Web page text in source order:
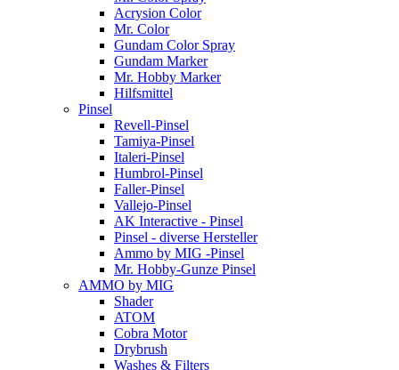
Acrysion Color
Mr. Color
Gundam Color Spray
Gundam Marker
Mr. Hobby Marker
Hilfsmittel
Pinsel
Revell-Pinsel
Tamiya-Pinsel
Italeri-Pinsel
Humbrol-Pinsel
Faller-Pinsel
Vallejo-Pinsel
AK Interactive - Pinsel
Pinsel - diverse Hersteller
Ammo by MIG -Pinsel
Mr. Hobby-Gunze Pinsel
AMMO by MIG
Shader
ATOM
Cobra Motor
Drybrush
Washes & Filters